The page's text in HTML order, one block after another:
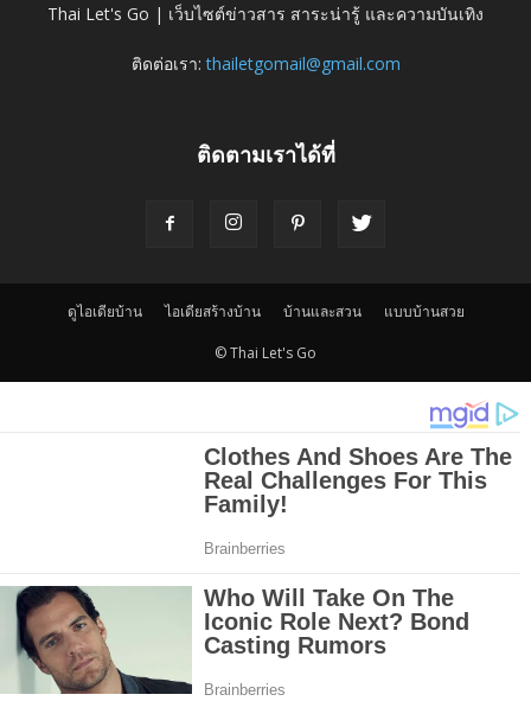
Thai Let's Go | เว็บไซต์ข่าวสาร สาระน่ารู้ และความบันเทิง
ติดต่อเรา:thailetgomail@gmail.com
ติดตามเราได้ที่
ดูไอเดียบ้าน ไอเดียสร้างบ้าน บ้านและสวน แบบบ้านสวย
© Thai Let's Go